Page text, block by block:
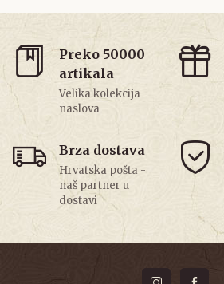
Preko 50000
artikala
Velika kolekcija
naslova
Brza dostava
Hrvatska pošta -
naš partner u
dostavi